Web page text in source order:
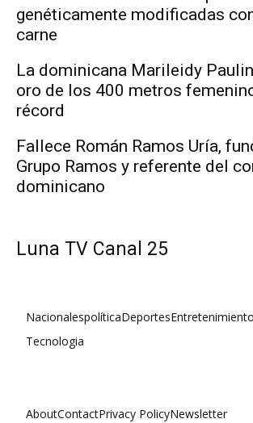
genéticamente modificadas
carne
La dominicana Marileidy
oro de los 400 metros
récord
Fallece Román Ramos Uría,
Grupo Ramos y referente del
dominicano
Luna TV Canal 25
NacionalespolíticaDeportesEntretenimiento
Tecnologia
AboutContactPrivacy PolicyNewsletter